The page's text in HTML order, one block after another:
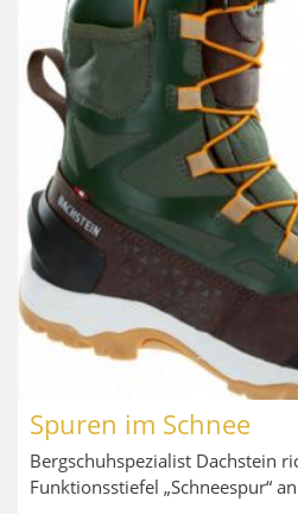
Spuren im Schnee
Bergschuhspezialist Dachstein
Funktionsstiefel „Schneespur“